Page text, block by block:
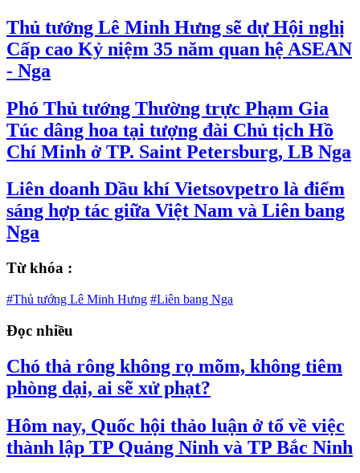
Thủ tướng Lê Minh Hưng sẽ dự Hội nghị
Cấp cao Kỷ niệm 35 năm quan hệ ASEAN
- Nga
Phó Thủ tướng Thường trực Phạm Gia
Túc dâng hoa tại tượng đài Chủ tịch Hồ
Chí Minh ở TP. Saint Petersburg, LB Nga
Liên doanh Dầu khí Vietsovpetro là điểm
sáng hợp tác giữa Việt Nam và Liên bang
Nga
Từ khóa :
#Thủ tướng Lê Minh Hưng #Liên bang Nga
Đọc nhiều
Chó thả rông không rọ mõm, không tiêm
phòng dại, ai sẽ xử phạt?
Hôm nay, Quốc hội thảo luận ở tổ về việc
thành lập TP Quảng Ninh và TP Bắc Ninh